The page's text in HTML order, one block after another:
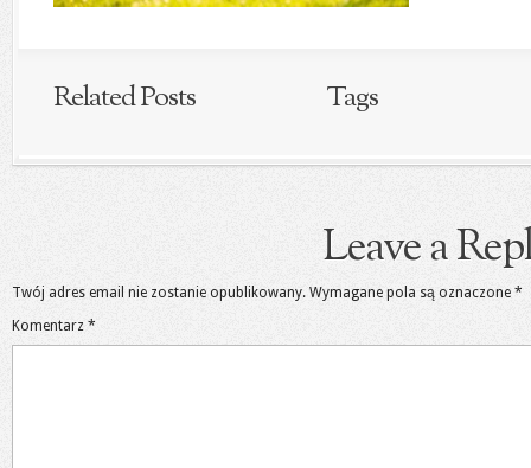
Related Posts Tags
Leave a
Twój adres email nie zostanie opublikowany. Wymagane pola są oznaczone *
Komentarz *